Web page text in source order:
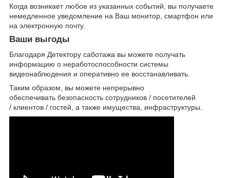
Когда возникает любое из указанных событий, вы получаете
немедленное уведомление на Ваш монитор, смартфон или
на электронную почту.
Ваши выгоды
Благодаря Детектору саботажа вы можете получать
информацию о неработоспособности системы
видеонаблюдения и оперативно ее восстанавливать.
Таким образом, вы можете непрерывно
обеспечивать безопасность сотрудников / посетителей
/ клиентов / гостей, а также имущества, инфраструктуры.